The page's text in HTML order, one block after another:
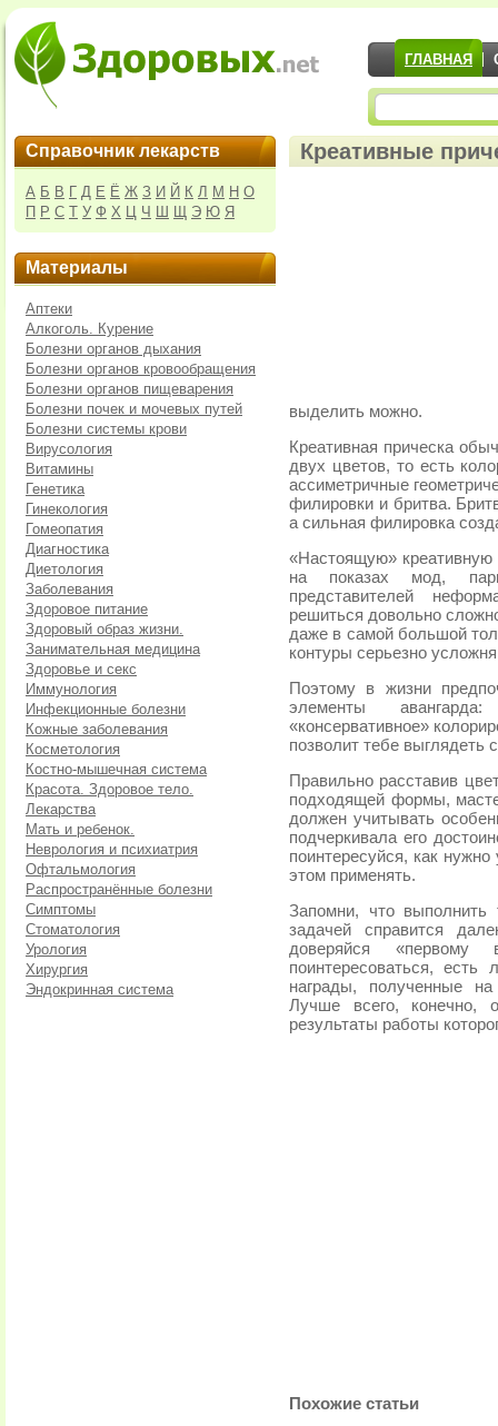
ГЛАВНАЯ
Справочник лекарств
А Б В Г Д Е Ё Ж З И Й К Л М Н О
П Р С Т У Ф Х Ц Ч Ш Щ Э Ю Я
Материалы
Аптеки
Алкоголь. Курение
Болезни органов дыхания
Болезни органов кровообращения
Болезни органов пищеварения
Болезни почек и мочевых путей
Болезни системы крови
Вирусология
Витамины
Генетика
Гинекология
Гомеопатия
Диагностика
Диетология
Заболевания
Здоровое питание
Здоровый образ жизни.
Занимательная медицина
Здоровье и секс
Иммунология
Инфекционные болезни
Кожные заболевания
Косметология
Костно-мышечная система
Красота. Здоровое тело.
Лекарства
Мать и ребенок.
Неврология и психиатрия
Офтальмология
Распространённые болезни
Симптомы
Стоматология
Урология
Хирургия
Эндокринная система
Креативные
выделить можно.
Креативная прическа
двух цветов, то есть
ассиметричные
филировки и бритва.
а сильная филировка
«Настоящую» креативную
на показах мод,
представителей
решиться довольно
даже в самой большой
контуры серьезно
Поэтому в жизни
элементы
«консервативное»
позволит тебе выглядеть
Правильно расставив
подходящей формы,
должен учитывать
подчеркивала его
поинтересуйся, как
этом применять.
Запомни, что
задачей справится
доверяйся «первому
поинтересоваться,
награды, полученные
Лучше всего, конечно,
результаты работы
Похожие статьи